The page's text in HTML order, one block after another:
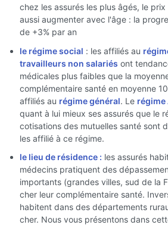
chez les assurés les plus âgés, le
aussi augmenter avec l'âge : la
de +3% par an
le régime social : les affiliés au
travailleurs non salariés ont
médicales plus faibles que la
complémentaire santé en moyenne
affiliés au régime général. Le régime
quant à lui mieux ses assurés que le
cotisations des mutuelles santé sont
les affilié à ce régime.
le lieu de résidence : les assurés
médecins pratiquent des
importants (grandes villes, sud de la
cher leur complémentaire santé.
habitent dans des départements
cher. Nous vous présentons dans